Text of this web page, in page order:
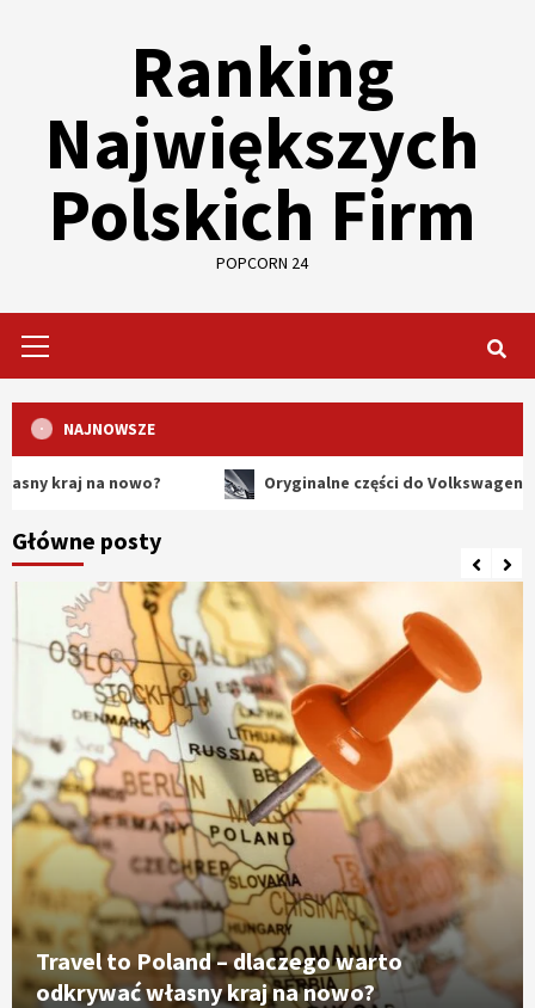
Ranking
Największych
Polskich Firm
POPCORN 24
Menu
NAJNOWSZE
na nowo? Oryginalne części do Volkswagena –
Główne posty
Travel to Poland – dlaczego warto
odkrywać własny kraj na nowo?